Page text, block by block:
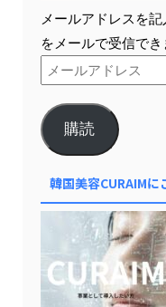
メールアドレスを
をメールで受信でき
購読
韓国美容CURAIM